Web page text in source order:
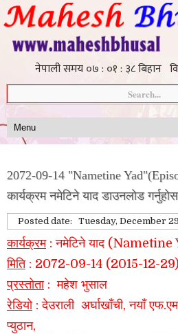
2072-09-14 "Nametine
कार्यक्रम नमेटिने याद डाउनलोड
Posted date: Tuesday, December
कार्यक्रम: नमेटिने याद (Nametine
मिति: 2072-09-14 (2015-12-
प्रस्तोता: महेश भुसाल
रेडियो: देउराली अर्घाखाँची, नयाँ एफ.एम
प्युठान,